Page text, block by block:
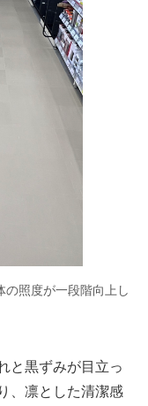
の照度が一段階向上し
と黒ずみが目立っ
、凛とした清潔感